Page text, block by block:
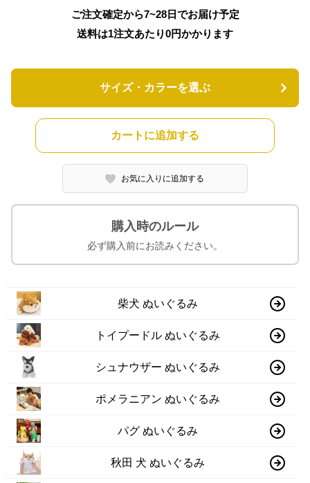
ご注文確定から7~28日でお届け予定
送料は1注文あたり0円かかります
サイズ・カラーを選ぶ
カートに追加する
お気に入りに追加する
購入時のルール
必ず購入前にお読みください。
柴犬 ぬいぐるみ
トイプードル ぬいぐるみ
シュナウザー ぬいぐるみ
ポメラニアン ぬいぐるみ
パグ ぬいぐるみ
秋田 犬 ぬいぐるみ